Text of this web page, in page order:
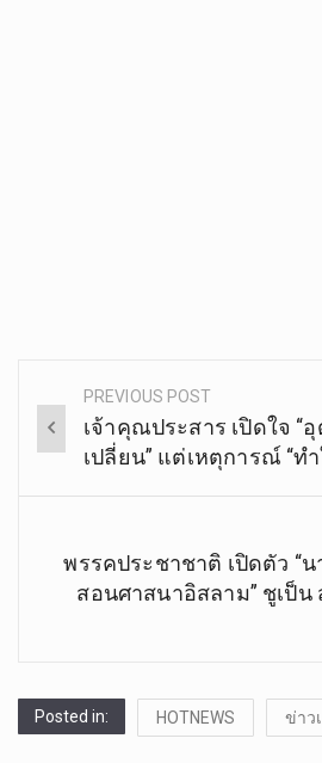
Post
navigation
PREVIOUS POST
เจ้าคุณประสาร เปิดใจ “
เปลี่ยน” แต่เหตุการณ์ “ท
พรรคประชาชาติ เปิดตัว “
สอนศาสนาอิสลาม” ชูเป็
Posted in: HOTNEWS ข่าว